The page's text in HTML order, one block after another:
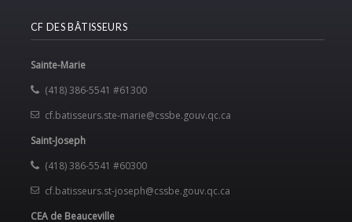
CF DES BÂTISSEURS
Sainte-Marie
(418) 386-5541 #61300
cf.batisseurs.ste-marie@cssbe.gouv.qc.ca
Saint-Joseph
(418) 386-5541 #60300
cf.batisseurs.st-joseph@cssbe.gouv.qc.ca
CEA de Beauceville